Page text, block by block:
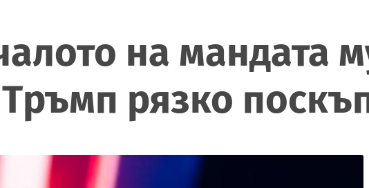
на мандата
рязко